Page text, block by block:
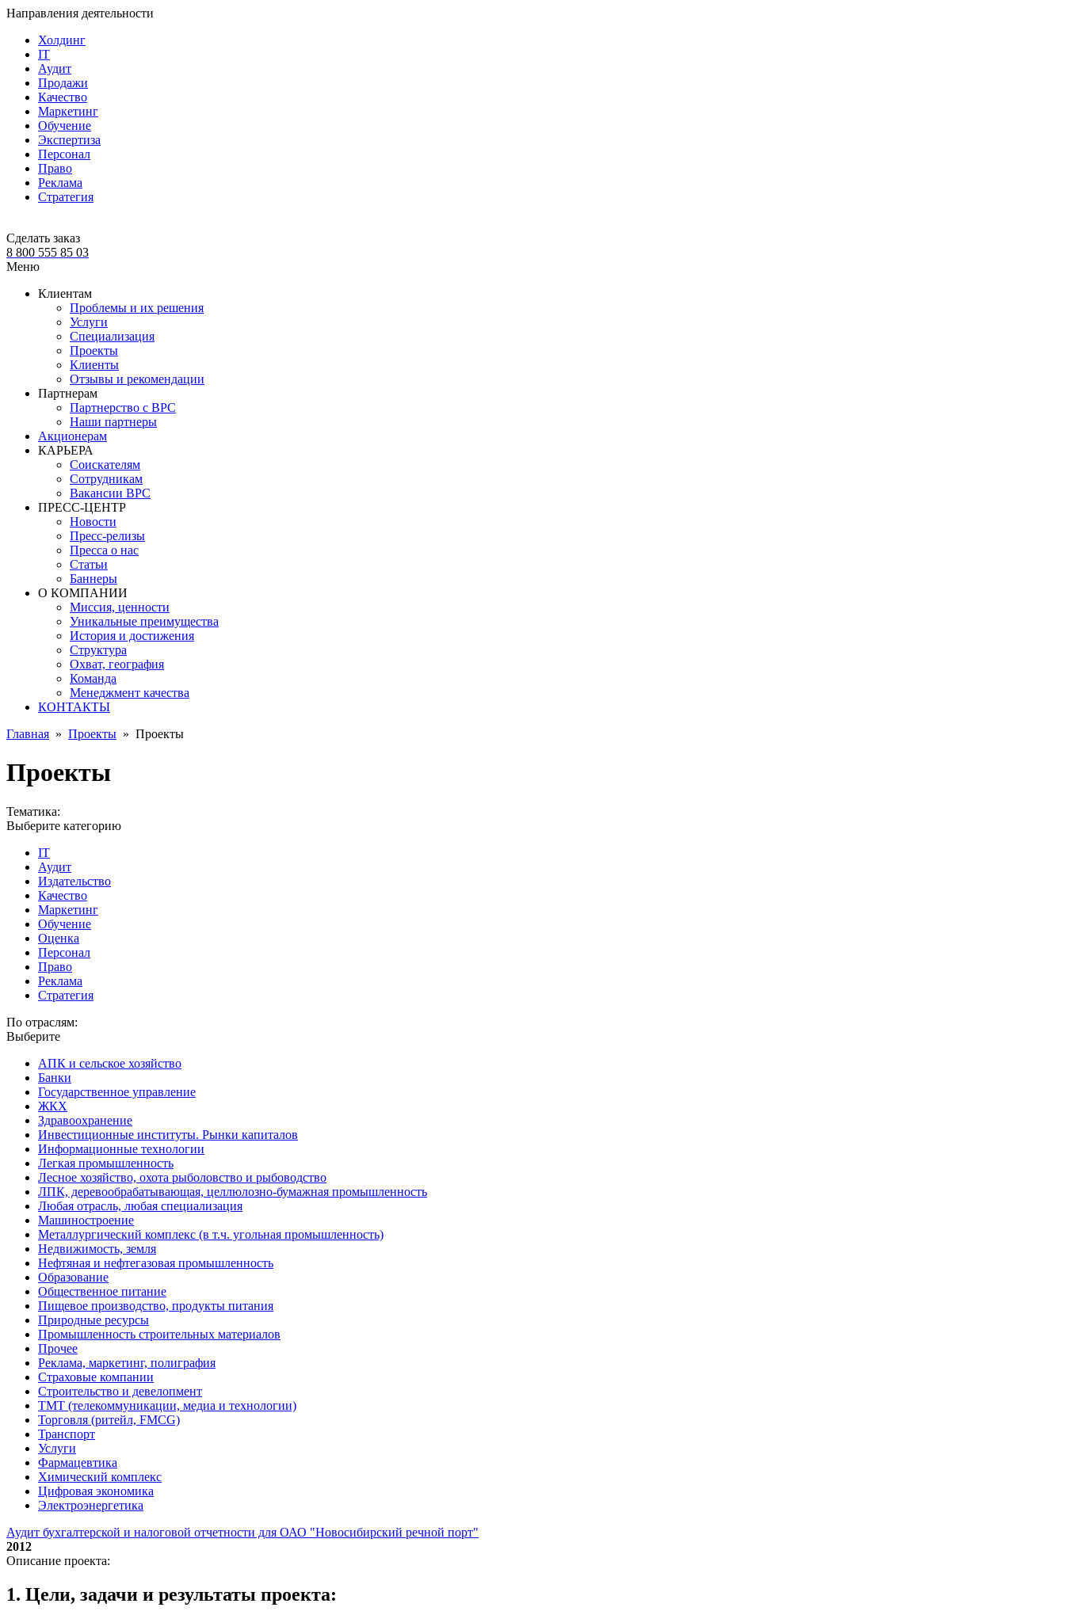
Направления деятельности
Холдинг
IT
Аудит
Продажи
Качество
Маркетинг
Обучение
Экспертиза
Персонал
Право
Реклама
Стратегия
Сделать заказ
8 800 555 85 03
Меню
Клиентам
Проблемы и их решения
Услуги
Специализация
Проекты
Клиенты
Отзывы и рекомендации
Партнерам
Партнерство с BPC
Наши партнеры
Акционерам
КАРЬЕРА
Соискателям
Сотрудникам
Вакансии BPC
ПРЕСС-ЦЕНТР
Новости
Пресс-релизы
Пресса о нас
Статьи
Баннеры
О КОМПАНИИ
Миссия, ценности
Уникальные преимущества
История и достижения
Структура
Охват, география
Команда
Менеджмент качества
КОНТАКТЫ
Главная » Проекты » Проекты
Проекты
Тематика:
Выберите категорию
IT
Аудит
Издательство
Качество
Маркетинг
Обучение
Оценка
Персонал
Право
Реклама
Стратегия
По отраслям:
Выберите
АПК и сельское хозяйство
Банки
Государственное управление
ЖКХ
Здравоохранение
Инвестиционные институты. Рынки капиталов
Информационные технологии
Легкая промышленность
Лесное хозяйство, охота рыболовство и рыбоводство
ЛПК, деревообрабатывающая, целлюлозно-бумажная промышленность
Любая отрасль, любая специализация
Машиностроение
Металлургический комплекс (в т.ч. угольная промышленность)
Недвижимость, земля
Нефтяная и нефтегазовая промышленность
Образование
Общественное питание
Пищевое производство, продукты питания
Природные ресурсы
Промышленность строительных материалов
Прочее
Реклама, маркетинг, полиграфия
Страховые компании
Строительство и девелопмент
ТМТ (телекоммуникации, медиа и технологии)
Торговля (ритейл, FMCG)
Транспорт
Услуги
Фармацевтика
Химический комплекс
Цифровая экономика
Электроэнергетика
Аудит бухгалтерской и налоговой отчетности для ОАО "Новосибирский речной порт"
2012
Описание проекта:
1. Цели, задачи и результаты проекта: